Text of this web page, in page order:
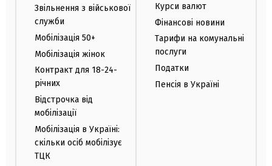
Звільнення з військової
служби
Мобілізація 50+
Мобілізація жінок
Контракт для 18-24-
річних
Відстрочка від
мобілізації
Мобілізація в Україні:
скільки осіб мобілізує
ТЦК
Курси валют
Фінансові новини
Тарифи на комунальні
послуги
Податки
Пенсія в Україні